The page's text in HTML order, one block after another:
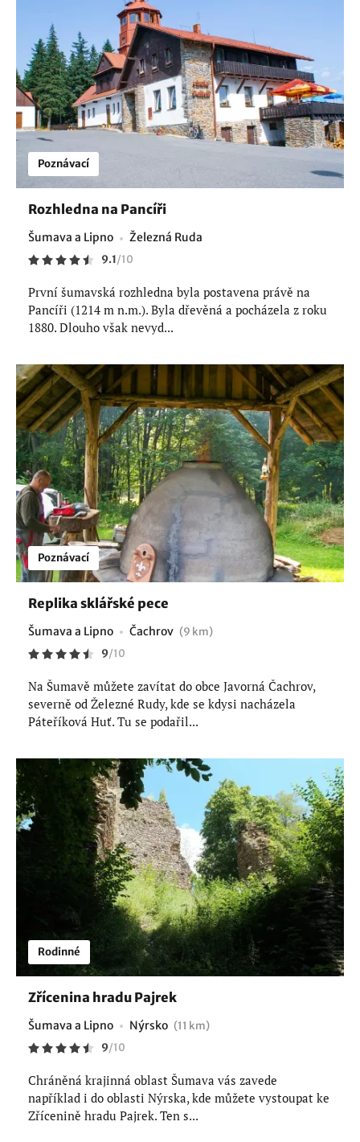
Poznávací
Rozhledna na Pancíři
Šumava a Lipno Železná Ruda
9.1/10
První šumavská rozhledna byla postavena právě na
Pancíři (1214 m n.m.). Byla dřevěná a pocházela z roku
1880. Dlouho však nevyd...
Poznávací
Replika sklářské pece
Šumava a Lipno Čachrov (9 km)
9/10
Na Šumavě můžete zavítat do obce Javorná Čachrov,
severně od Železné Rudy, kde se kdysi nacházela
Páteříková Huť. Tu se podařil...
Rodinné
Zřícenina hradu Pajrek
Šumava a Lipno Nýrsko (11 km)
9/10
Chráněná krajinná oblast Šumava vás zavede
například i do oblasti Nýrska, kde můžete vystoupat ke
Zřícenině hradu Pajrek. Ten s...